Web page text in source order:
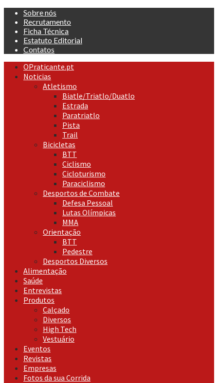
Skip
content
Sobre nós
Recrutamento
Ficha Técnica
Estatuto Editorial
Contatos
Primary
Menu
OPraticante.pt
Noticias
Atletismo
Biatle/Triatlo/Duatlo
Estrada
Paratriatlo
Pista
Trail
Bicicletas
BTT
Ciclismo
Cicloturismo
Paraciclismo
Desportos de Combate
Defesa Pessoal
Lutas Olímpicas
MMA
Orientação
BTT
Pedestre
Desportos Diversos
Alimentação
Saúde
Entrevistas
Produtos
Calçado
Diversos
High Tech
Vestuário
Eventos
Revistas
Empresas
Fotos da sua Corrida